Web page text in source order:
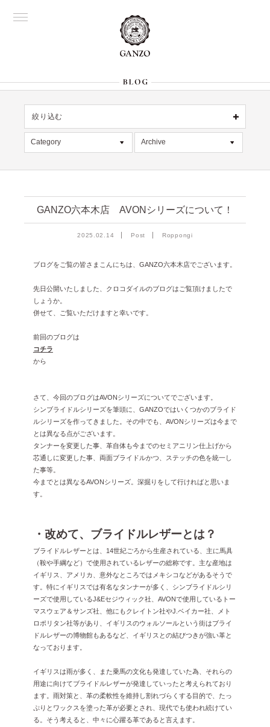
絞り込む
OFFICIAL 銀座
Director's
Category
デッドストック
在庫情報
入荷情報
雑誌掲載
イベント
Archive
2026年6月 [2]
2026年4月 [7]
2026年3月 [5]
2025年8月 [5]
2025年6月 [3]
2025年2月 [5]
2025年1月 [1]
2024年12月 [2]
2024年11月 [5]
2024年10月 [5]
2024年9月 [5]
2024年7月 [6]
2024年6月 [4]
2024年5月 [4]
GANZO六本木店 AVONシリーズについて！
2025.02.14 Post Roppongi
ブログをご覧の皆さまこんにちは、GANZO六本木店でございます。
先日公開いたしました、クロコダイルのブログはご覧頂けましたで
しょうか。
併せて、ご覧いただけますと幸いです。
前回のブログは
コチラ
から
さて、今回のブログはAVONシリーズについてでございます。
シンブライドルシリーズを筆頭に、GANZOではいくつかのブライド
ルシリーズを作ってきました。その中でも、AVONシリーズは今まで
とは異なる点がございます。
タンナーを変更した事、革自体も今までのセミアニリン仕上げから
芯通しに変更した事、両面ブライドルかつ、ステッチの色を統一し
た事等。
今までとは異なるAVONシリーズ。深掘りをして行ければと思いま
す。
・改めて、ブライドルレザーとは？
ブライドルレザーとは、14世紀ごろから生産されている、主に馬具
（鞍や手綱など）で使用されているレザーの総称です。主な産地は
イギリス、アメリカ、意外なところではメキシコなどがあるそうで
す。特にイギリスでは有名なタンナーが多く、シンブライドルシリ
ーズで使用しているJ&Eセジウィック社、AVONで使用しているトー
マスウェア＆サンズ社、他にもクレイトン社やJ.ベイカー社、メト
ロポリタン社等があり、イギリスのウォルソールという街はブライ
ドルレザーの博物館もあるなど、イギリスとの結びつきが強い革と
なっております。
イギリスは雨が多く、また乗馬の文化も発達していた為、それらの
用途に向けてブライドルレザーが発達していったと考えられており
ます。雨対策と、革の柔軟性を維持し割れづらくする目的で、たっ
ぷりとワックスを塗った革が必要とされ、現代でも使われ続けてい
る。そう考えると、中々に心躍る革であると言えます。